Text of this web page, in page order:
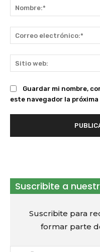
Guardar mi nombre,
este navegador la
Suscribite a
Suscribite para
formar parte